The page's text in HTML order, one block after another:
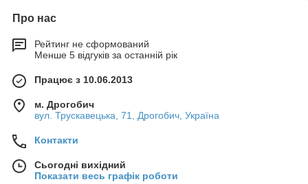
Про нас
Рейтинг не сформований
Менше 5 відгуків за останній рік
Працює з 10.06.2013
м. Дрогобич
вул. Трускавецька, 71, Дрогобич, Україна
Контакти
Сьогодні вихідний
Показати весь графік роботи